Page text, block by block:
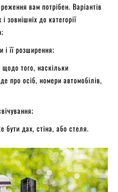
вам потрібен. Варіантів
зовнішніх до категорії
і її розширення;
того, наскільки
про осіб, номери автомобілів,
бути дах, стіна, або стеля.